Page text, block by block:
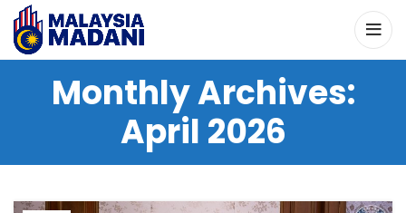
Monthly Archives:
April 2026